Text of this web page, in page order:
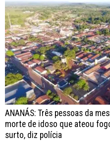
ANANÁS: Três pessoas da
morte de idoso que ateou
surto, diz polícia